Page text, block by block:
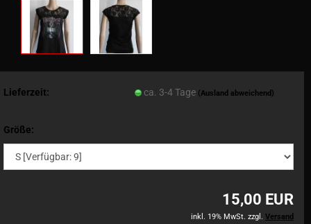
Lieferzeit: ca. 3-4 Tage (Ausland abweichend)
Größe:
15,00 EUR
inkl. 19% MwSt. zzgl. Versand